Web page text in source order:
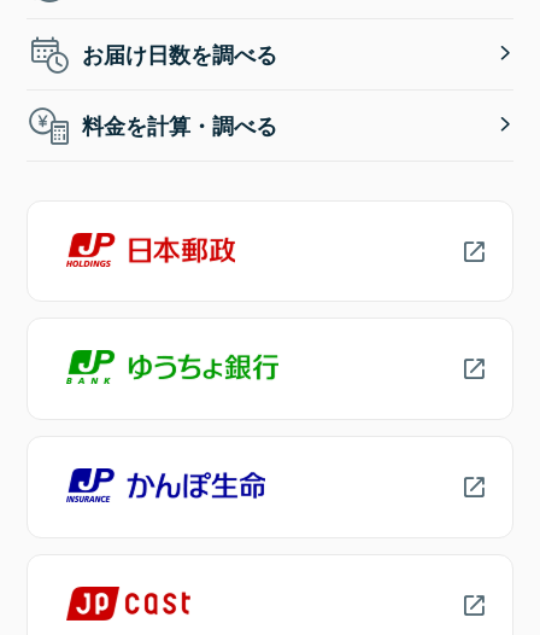
お届け日数を調べる
料金を計算・調べる